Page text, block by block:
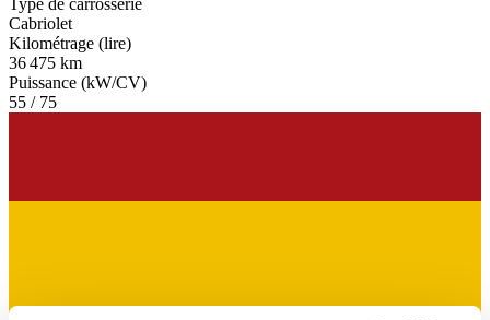
Type de carrosserie
Cabriolet
Kilométrage (lire)
36 475 km
Puissance (kW/CV)
55 / 75